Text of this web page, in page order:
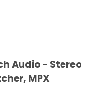
Audio - Stereo
MPX